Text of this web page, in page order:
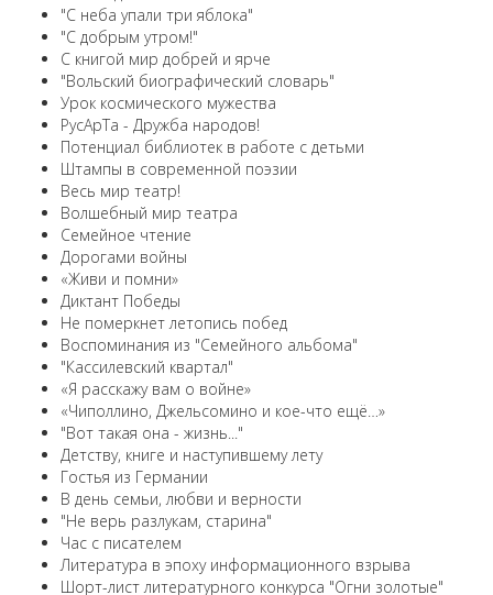
"С неба упали три яблока"
"С добрым утром!"
С книгой мир добрей и ярче
"Вольский биографический словарь"
Урок космического мужества
РусАрТа - Дружба народов!
Потенциал библиотек в работе с детьми
Штампы в современной поэзии
Весь мир театр!
Волшебный мир театра
Семейное чтение
Дорогами войны
«Живи и помни»
Диктант Победы
Не померкнет летопись побед
Воспоминания из "Семейного альбома"
"Кассилевский квартал"
«Я расскажу вам о войне»
«Чиполлино, Джельсомино и кое-что ещё…»
"Вот такая она - жизнь..."
Детству, книге и наступившему лету
Гостья из Германии
В день семьи, любви и верности
"Не верь разлукам, старина"
Час с писателем
Литература в эпоху информационного взрыва
Шорт-лист литературного конкурса "Огни золотые"